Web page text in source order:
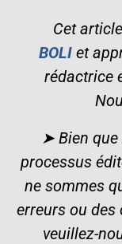
Cet
BOLI et
rédactrice
➤ Bien
processus
ne sommes
erreurs ou
veuillez-